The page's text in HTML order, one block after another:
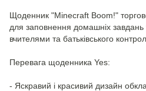
Щоденник "Minecraft Boom!"
для заповнення домашніх
вчителями та батьківського
Перевага щоденника Yes:
- Яскравий і красивий дизайн